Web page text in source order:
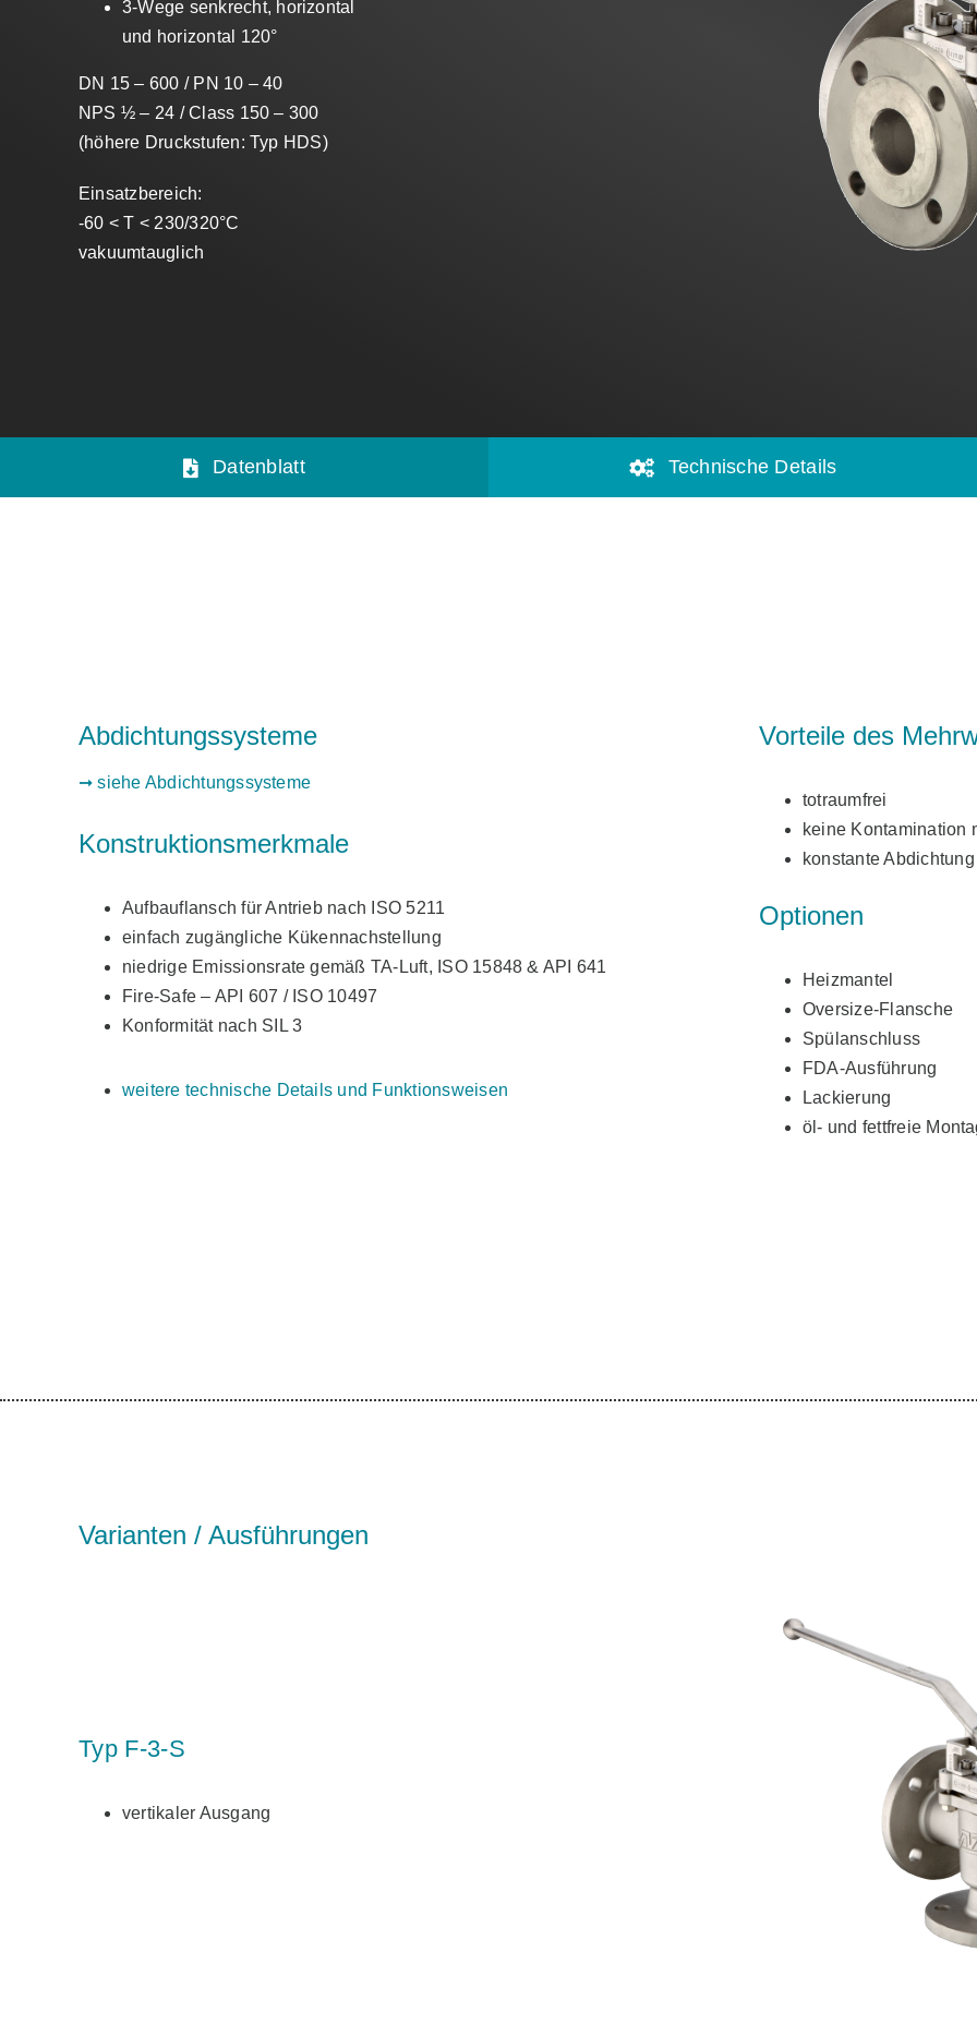
3-Wege senkrecht, horizontal
und horizontal 120°
DN 15 – 600 / PN 10 – 40
NPS ½ – 24 / Class 150 – 300
(höhere Druckstufen: Typ HDS)
Einsatzbereich:
-60 < T < 230/320°C
vakuumtauglich
Datenblatt Technische Details
Abdichtungssysteme
➞ siehe Abdichtungssysteme
Konstruktionsmerkmale
Aufbauflansch für Antrieb nach ISO 5211
einfach zugängliche Kükennachstellung
niedrige Emissionsrate gemäß TA-Luft, ISO 15848 & API 641
Fire-Safe – API 607 / ISO 10497
Konformität nach SIL 3
weitere technische Details und Funktionsweisen
Vorteile des
totraumfrei
keine Kontamination
konstante
Optionen
Heizmantel
Oversize-Flansche
Spülanschluss
FDA-Ausführung
Lackierung
öl- und fettfreie
Varianten / Ausführungen
Typ F-3-S
vertikaler Ausgang